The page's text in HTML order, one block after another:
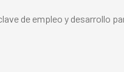
de empleo y desarrollo